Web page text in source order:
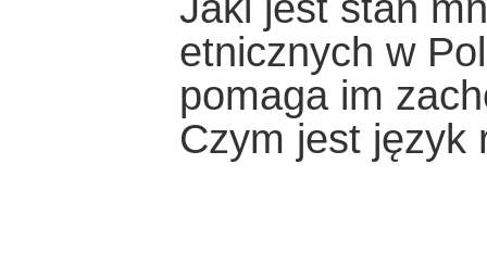
etnicznych w
pomaga im
Czym jest język